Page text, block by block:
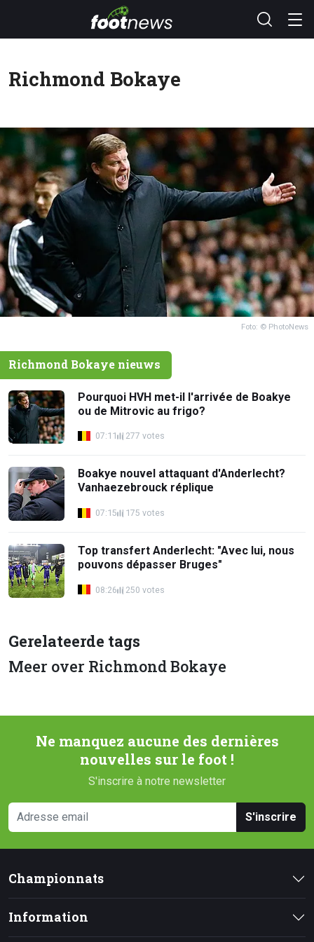
Richmond Bokaye
Foto: © PhotoNews
Richmond Bokaye nieuws
Pourquoi HVH met-il l'arrivée de Boakye
ou de Mitrovic au frigo?
07:11 277 votes
Boakye nouvel attaquant d'Anderlecht?
Vanhaezebrouck réplique
07:15 175 votes
Top transfert Anderlecht: "Avec lui, nous
pouvons dépasser Bruges"
08:26 250 votes
Gerelateerde tags
Meer over Richmond Bokaye
Ne manquez aucune des dernières
nouvelles sur le foot !
S'inscrire à notre newsletter
S'inscrire
Championnats
Information